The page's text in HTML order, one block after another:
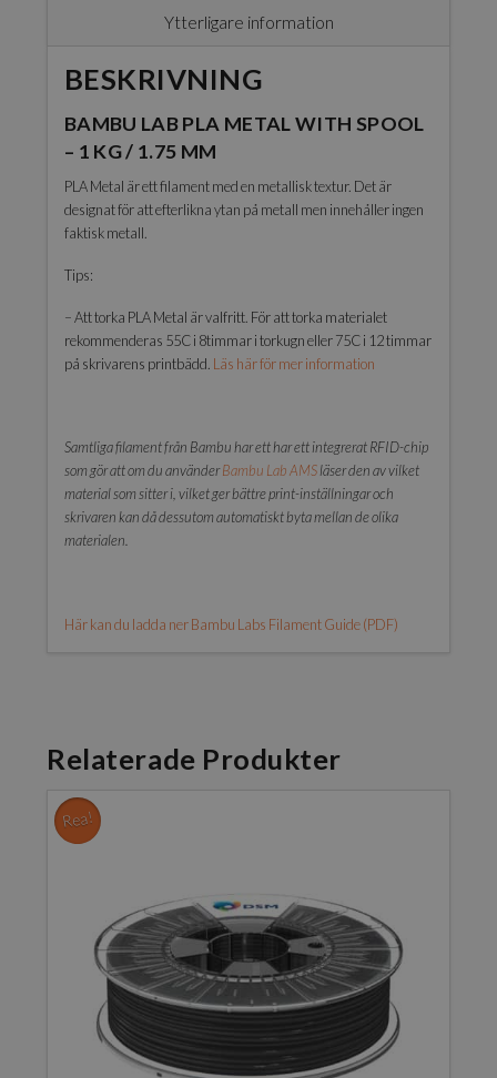
mm
mängd
Ytterligare information
BESKRIVNING
BAMBU LAB PLA METAL WITH SPOOL
– 1 KG / 1.75 MM
PLA Metal är ett filament med en metallisk textur. Det är
designat för att efterlikna ytan på metall men innehåller ingen
faktisk metall.
Tips:
– Att torka PLA Metal är valfritt. För att torka materialet
rekommenderas 55C i 8timmar i torkugn eller 75C i 12 timmar
på skrivarens printbädd. Läs här för mer information
Samtliga filament från Bambu har ett har ett integrerat RFID-chip
som gör att om du använderBambu Lab AMSläser den av vilket
material som sitter i, vilket ger bättre print-inställningar och
skrivaren kan då dessutom automatiskt byta mellan de olika
materialen.
Här kan du ladda ner Bambu Labs Filament Guide (PDF)
Relaterade Produkter
Rea!